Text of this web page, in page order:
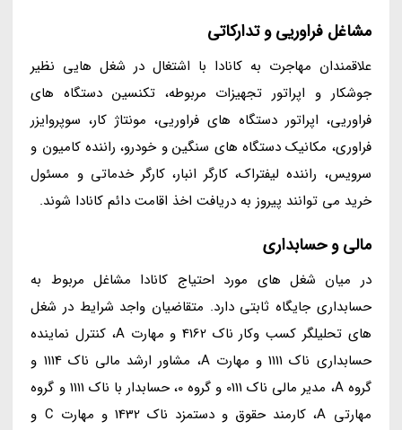
مشاغل فراوریی و تدارکاتی
علاقمندان مهاجرت به کانادا با اشتغال در شغل هایی نظیر
جوشکار و اپراتور تجهیزات مربوطه، تکنسین دستگاه های
فراوریی، اپراتور دستگاه های فراوریی، مونتاژ کار، سوپروایزر
فراوری، مکانیک دستگاه های سنگین و خودرو، راننده کامیون و
سرویس، راننده لیفتراک، کارگر انبار، کارگر خدماتی و مسئول
خرید می توانند پیروز به دریافت اخذ اقامت دائم کانادا شوند.
مالی و حسابداری
در میان شغل های مورد احتیاج کانادا مشاغل مربوط به
حسابداری جایگاه ثابتی دارد. متقاضیان واجد شرایط در شغل
های تحلیلگر کسب وکار ناک 4162 و مهارت A، کنترل نماینده
حسابداری ناک 1111 و مهارت A، مشاور ارشد مالی ناک 1114 و
گروه A، مدیر مالی ناک 0111 و گروه 0، حسابدار با ناک 1111 و گروه
مهارتی A، کارمند حقوق و دستمزد ناک 1432 و مهارت C و